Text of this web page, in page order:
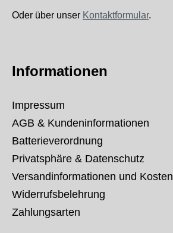
Oder über unser Kontaktformular.
Informationen
Impressum
AGB & Kundeninformationen
Batterieverordnung
Privatsphäre & Datenschutz
Versandinformationen und Kosten
Widerrufsbelehrung
Zahlungsarten